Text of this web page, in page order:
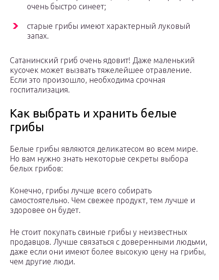
очень быстро синеет;
старые грибы имеют характерный луковый
запах.
Сатанинский гриб очень ядовит! Даже маленький
кусочек может вызвать тяжелейшее отравление.
Если это произошло, необходима срочная
госпитализация.
Как выбрать и хранить белые
грибы
Белые грибы являются деликатесом во всем мире.
Но вам нужно знать некоторые секреты выбора
белых грибов:
Конечно, грибы лучше всего собирать
самостоятельно. Чем свежее продукт, тем лучше и
здоровее он будет.
Не стоит покупать свиные грибы у неизвестных
продавцов. Лучше связаться с доверенными людьми,
даже если они имеют более высокую цену на грибы,
чем другие люди.